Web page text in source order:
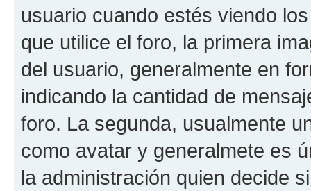
usuario cuando estés viendo
que utilice el foro, la primera
del usuario, generalmente en
indicando la cantidad de
foro. La segunda, usualmente
como avatar y generalmete es
la administración quien decide